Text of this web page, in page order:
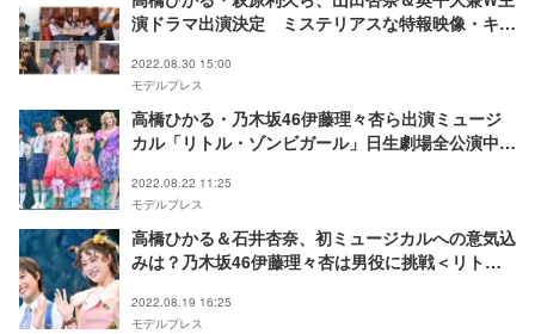
演ドラマ出演決定 ミステリアスな特報映像・キー
2022.08.30 15:00
モデルプレス
高橋ひかる・乃木坂46伊藤理々杏ら出演ミュージ
カル「リトル・ゾンビガール」日生劇場全公演中止
2022.08.22 11:25
モデルプレス
高橋ひかる＆石井杏奈、初ミュージカルへの意気込
みは？乃木坂46伊藤理々杏は男役に挑戦＜リト
2022.08.19 16:25
モデルプレス